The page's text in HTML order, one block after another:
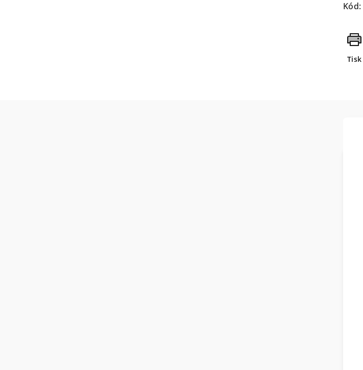
Kód:
Tisk